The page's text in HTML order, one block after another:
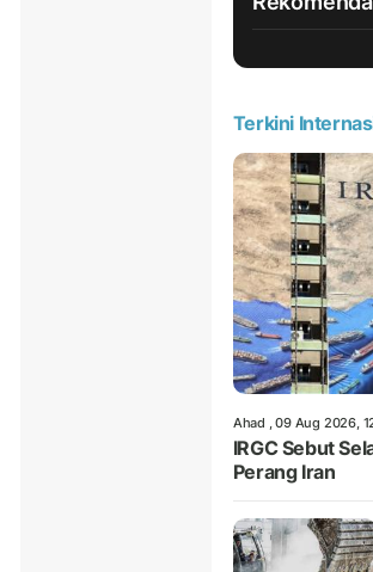
Terkini
Ahad , 09 Aug 2026,
IRGC Sebut
Perang Iran